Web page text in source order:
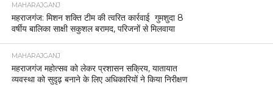
MAHARAJGANJ
महराजगंज: मिशन शक्ति टीम की त्वरित कार्रवाई गुमशुदा 8
वर्षीय बालिका साक्षी सकुशल बरामद, परिजनों से मिलवाया
MAHARAJGANJ
महराजगंज महोत्सव को लेकर प्रशासन सक्रिय, यातायात
व्यवस्था को सुदृढ़ बनाने के लिए अधिकारियों ने किया निरीक्षण